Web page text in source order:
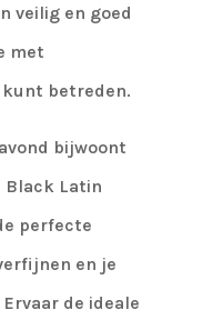
veilig en goed
met
betreden.
bijwoont
Black Latin
perfecte
en je
de ideale